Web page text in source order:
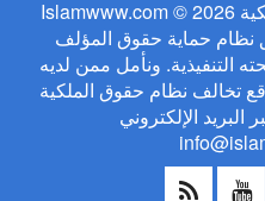
Islamwww.com © 2026 يلتزم الموقع بحفظ حقوق الملكية
نظام حماية حقوق المؤلف
التنفيذية. ونأمل ممن لديه
تخالف نظام حقوق الملكية
البريد الإلكتروني: